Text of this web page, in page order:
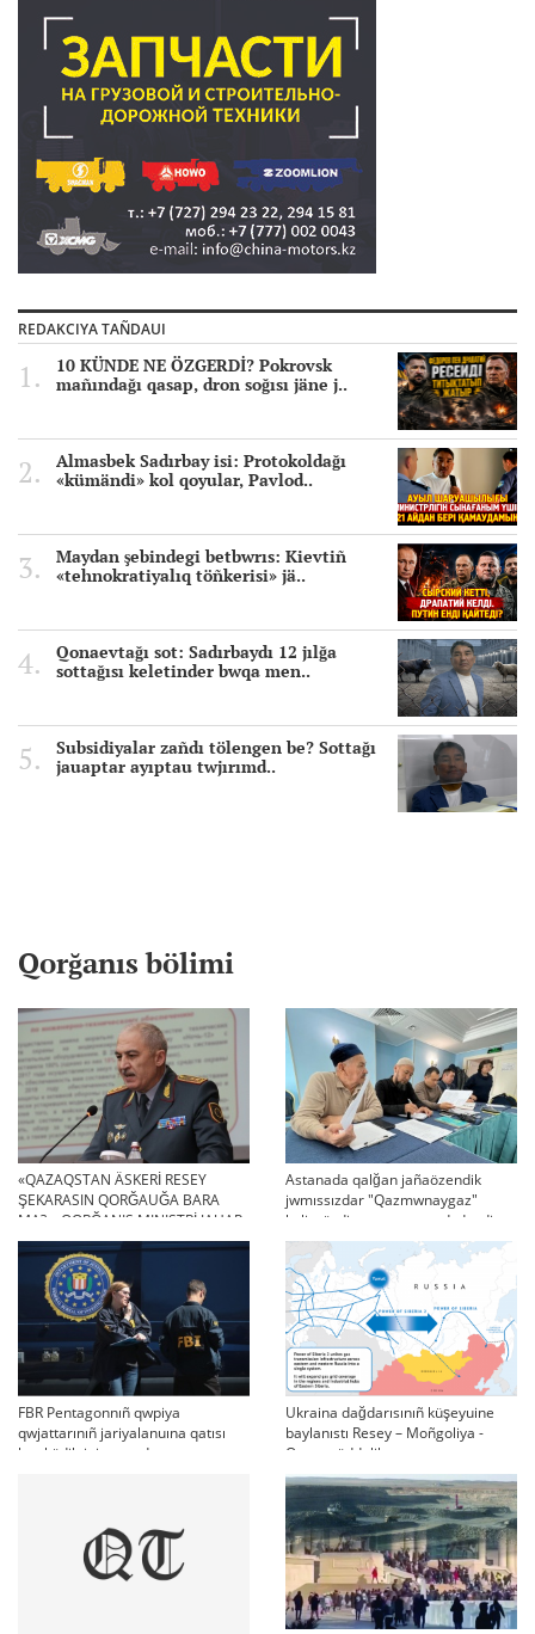
REDAKCIYA TAÑDAUI
10 KÜNDE NE ÖZGERDİ? Pokrovsk
mañındağı qasap, dron soğısı jäne j..
Almasbek Sadırbay isi: Protokoldağı
«kümändi» kol qoyular, Pavlod..
Maydan şebindegi betbwrıs: Kievtiñ
«tehnokratiyalıq töñkerisi» jä..
Qonaevtağı sot: Sadırbaydı 12 jılğa
sottağısı keletinder bwqa men..
Subsidiyalar zañdı tölengen be? Sottağı
jauaptar ayıptau twjırımd..
Qorğanıs bölimi
«QAZAQSTAN ÄSKERİ RESEY
ŞEKARASIN QORĞAUĞA BARA
MA?»: QORĞANIS MINISTRİ JAUAP
BERDİ
Astanada qalğan jañaözendik
jwmıssızdar "Qazmwnaygaz"
kelissözdi toqtatıp tastadı deydi
FBR Pentagonnıñ qwpiya
qwjattarınıñ jariyalanuına qatısı
bar küdiktini qamadı
Ukraina dağdarısınıñ küşeyuine
baylanıstı Resey – Moñgoliya -
Qıtay müddelik qatınastarı